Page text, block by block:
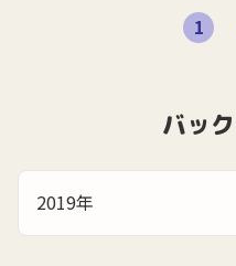
1
バッ
2019年